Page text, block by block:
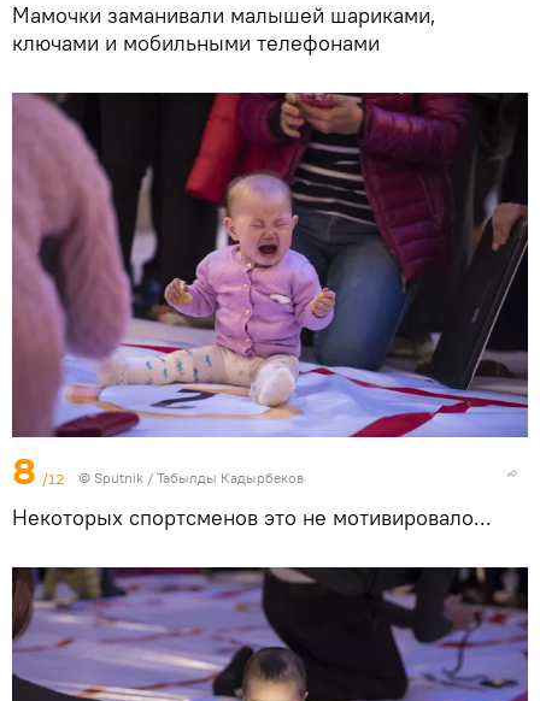
Мамочки заманивали малышей шариками,
ключами и мобильными телефонами
8 /12 © Sputnik / Табылды Кадырбеков
Некоторых спортсменов это не мотивировало...